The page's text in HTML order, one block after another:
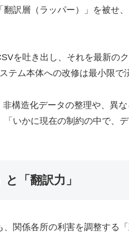
訳層（ラッパー）」を被せ
を吐き出し、それを最新の
テム本体への改修は最小限で
構造化データの整理や、異
いかに現在の制約の中で、
「翻訳力」
関係各所の利害を調整する